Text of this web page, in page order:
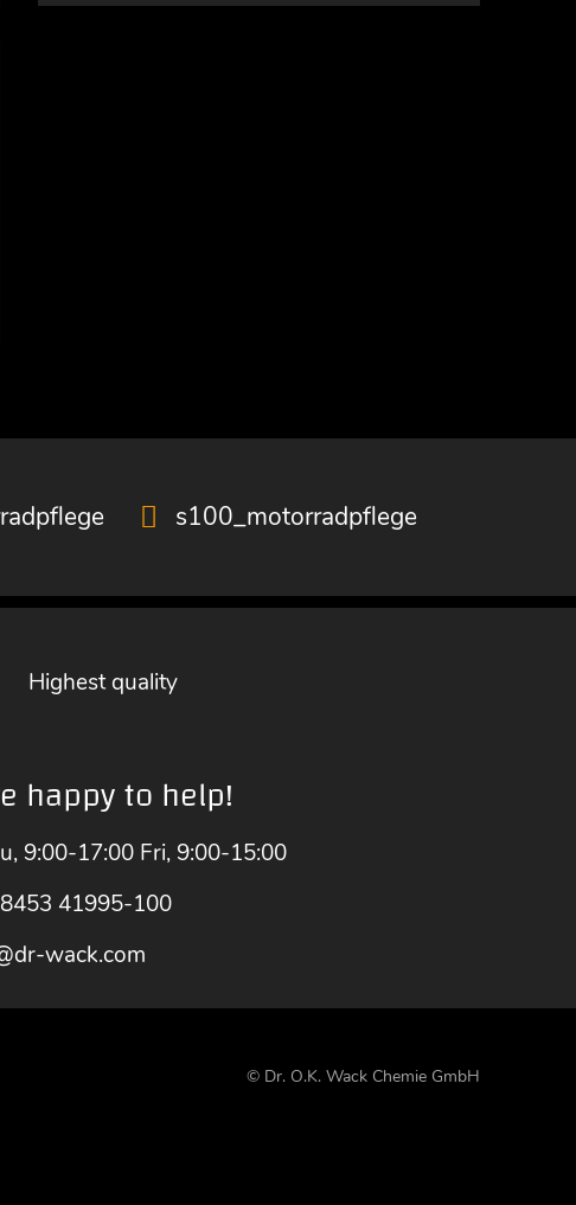
s100_motorradpflege
Highest quality
happy to help!
9:00-17:00 Fri, 9:00-15:00
41995-100
wack.com
© Dr. O.K. Wack Chemie GmbH